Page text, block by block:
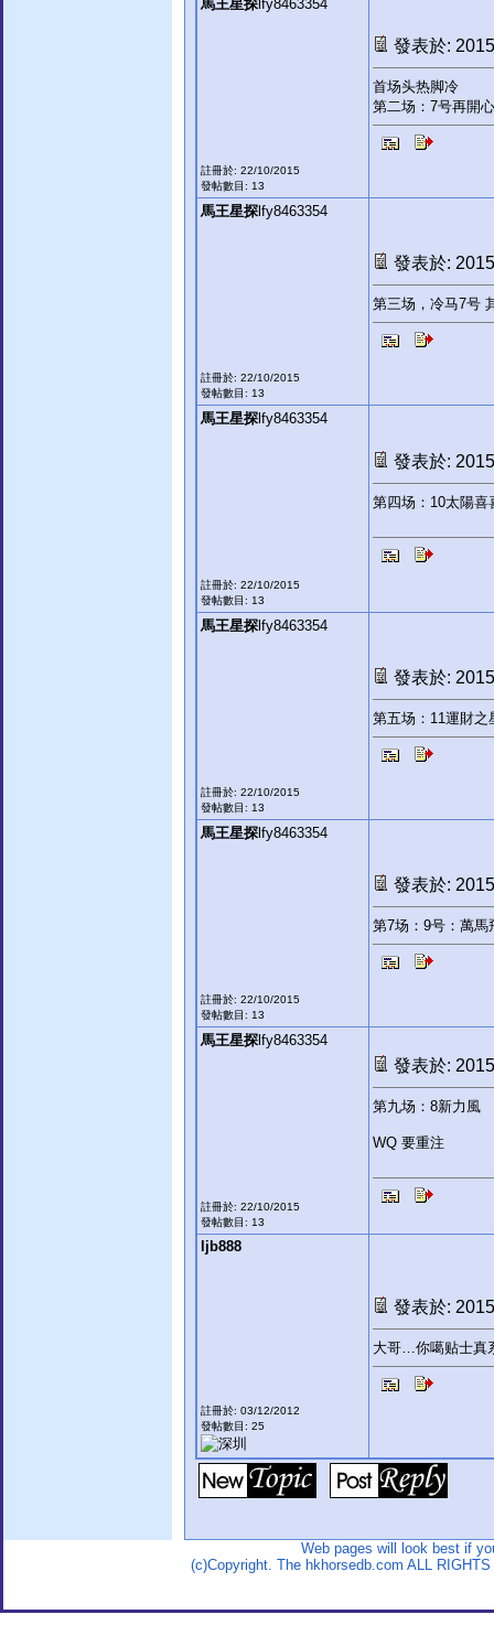
馬王星探 lfy8463354
註冊於: 22/10/2015
發帖數目: 13
發表於:
首场头热脚冷
第二场：7号再開心
馬王星探 lfy8463354
註冊於: 22/10/2015
發帖數目: 13
發表於:
第三场，冷马7号
馬王星探 lfy8463354
註冊於: 22/10/2015
發帖數目: 13
發表於:
第四场：10太陽喜
馬王星探 lfy8463354
註冊於: 22/10/2015
發帖數目: 13
發表於:
第五场：11運財之
馬王星探 lfy8463354
註冊於: 22/10/2015
發帖數目: 13
發表於:
第7场：9号：萬馬
馬王星探 lfy8463354
註冊於: 22/10/2015
發帖數目: 13
發表於:
第九场：8新力風
WQ 要重注
ljb888
註冊於: 03/12/2012
發帖數目: 25
發表於:
大哥…你噶贴士真
Web pages will look best if
(c)Copyright. The hkhorsedb.com ALL